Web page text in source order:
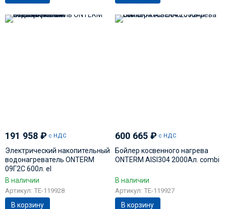
191 958 ₽ с НДС
Электрический накопительный
водонагреватель ONTERM
09Г2С 600л. el
В наличии
Артикул: TE-119928
В корзину
600 665₽ с НДС
Бойлер косвенного нагрева
ONTERM AISI304 2000Ал. сombi
В наличии
Артикул: TE-119927
В корзину